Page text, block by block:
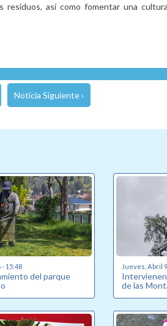
así como fomentar una
Noticia Siguiente ›
15:48
del parque
Jueves, Abril
Intervienen
de las